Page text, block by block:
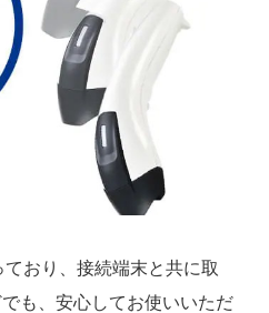
おり、接続端末と共に取
も、安心してお使いいただ